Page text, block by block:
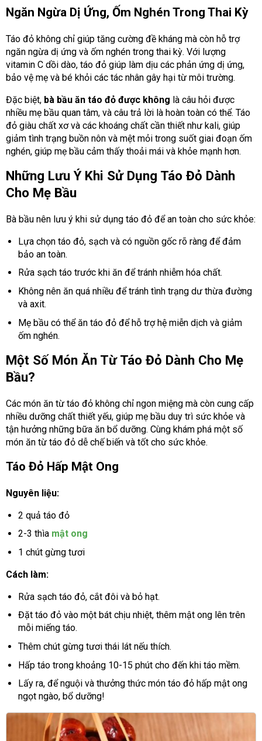
Ngăn Ngừa Dị Ứng, Ốm Nghén Trong Thai Kỳ
Táo đỏ không chỉ giúp tăng cường đề kháng mà còn hỗ trợ
ngăn ngừa dị ứng và ốm nghén trong thai kỳ. Với lượng
vitamin C dồi dào, táo đỏ giúp làm dịu các phản ứng dị ứng,
bảo vệ mẹ và bé khỏi các tác nhân gây hại từ môi trường.
Đặc biệt, bà bầu ăn táo đỏ được không là câu hỏi được
nhiều mẹ bầu quan tâm, và câu trả lời là hoàn toàn có thể. Táo
đỏ giàu chất xơ và các khoáng chất cần thiết như kali, giúp
giảm tình trạng buồn nôn và mệt mỏi trong suốt giai đoạn ốm
nghén, giúp mẹ bầu cảm thấy thoải mái và khỏe mạnh hơn.
Những Lưu Ý Khi Sử Dụng Táo Đỏ Dành
Cho Mẹ Bầu
Bà bầu nên lưu ý khi sử dụng táo đỏ để an toàn cho sức khỏe:
Lựa chọn táo đỏ, sạch và có nguồn gốc rõ ràng để đảm
bảo an toàn.
Rửa sạch táo trước khi ăn để tránh nhiễm hóa chất.
Không nên ăn quá nhiều để tránh tình trạng dư thừa đường
và axit.
Mẹ bầu có thể ăn táo đỏ để hỗ trợ hệ miễn dịch và giảm
ốm nghén.
Một Số Món Ăn Từ Táo Đỏ Dành Cho Mẹ
Bầu?
Các món ăn từ táo đỏ không chỉ ngon miệng mà còn cung cấp
nhiều dưỡng chất thiết yếu, giúp mẹ bầu duy trì sức khỏe và
tận hưởng những bữa ăn bổ dưỡng. Cùng khám phá một số
món ăn từ táo đỏ dễ chế biến và tốt cho sức khỏe.
Táo Đỏ Hấp Mật Ong
Nguyên liệu:
2 quả táo đỏ
2-3 thìa mật ong
1 chút gừng tươi
Cách làm:
Rửa sạch táo đỏ, cắt đôi và bỏ hạt.
Đặt táo đỏ vào một bát chịu nhiệt, thêm mật ong lên trên
mỗi miếng táo.
Thêm chút gừng tươi thái lát nếu thích.
Hấp táo trong khoảng 10-15 phút cho đến khi táo mềm.
Lấy ra, để nguội và thưởng thức món táo đỏ hấp mật ong
ngọt ngào, bổ dưỡng!